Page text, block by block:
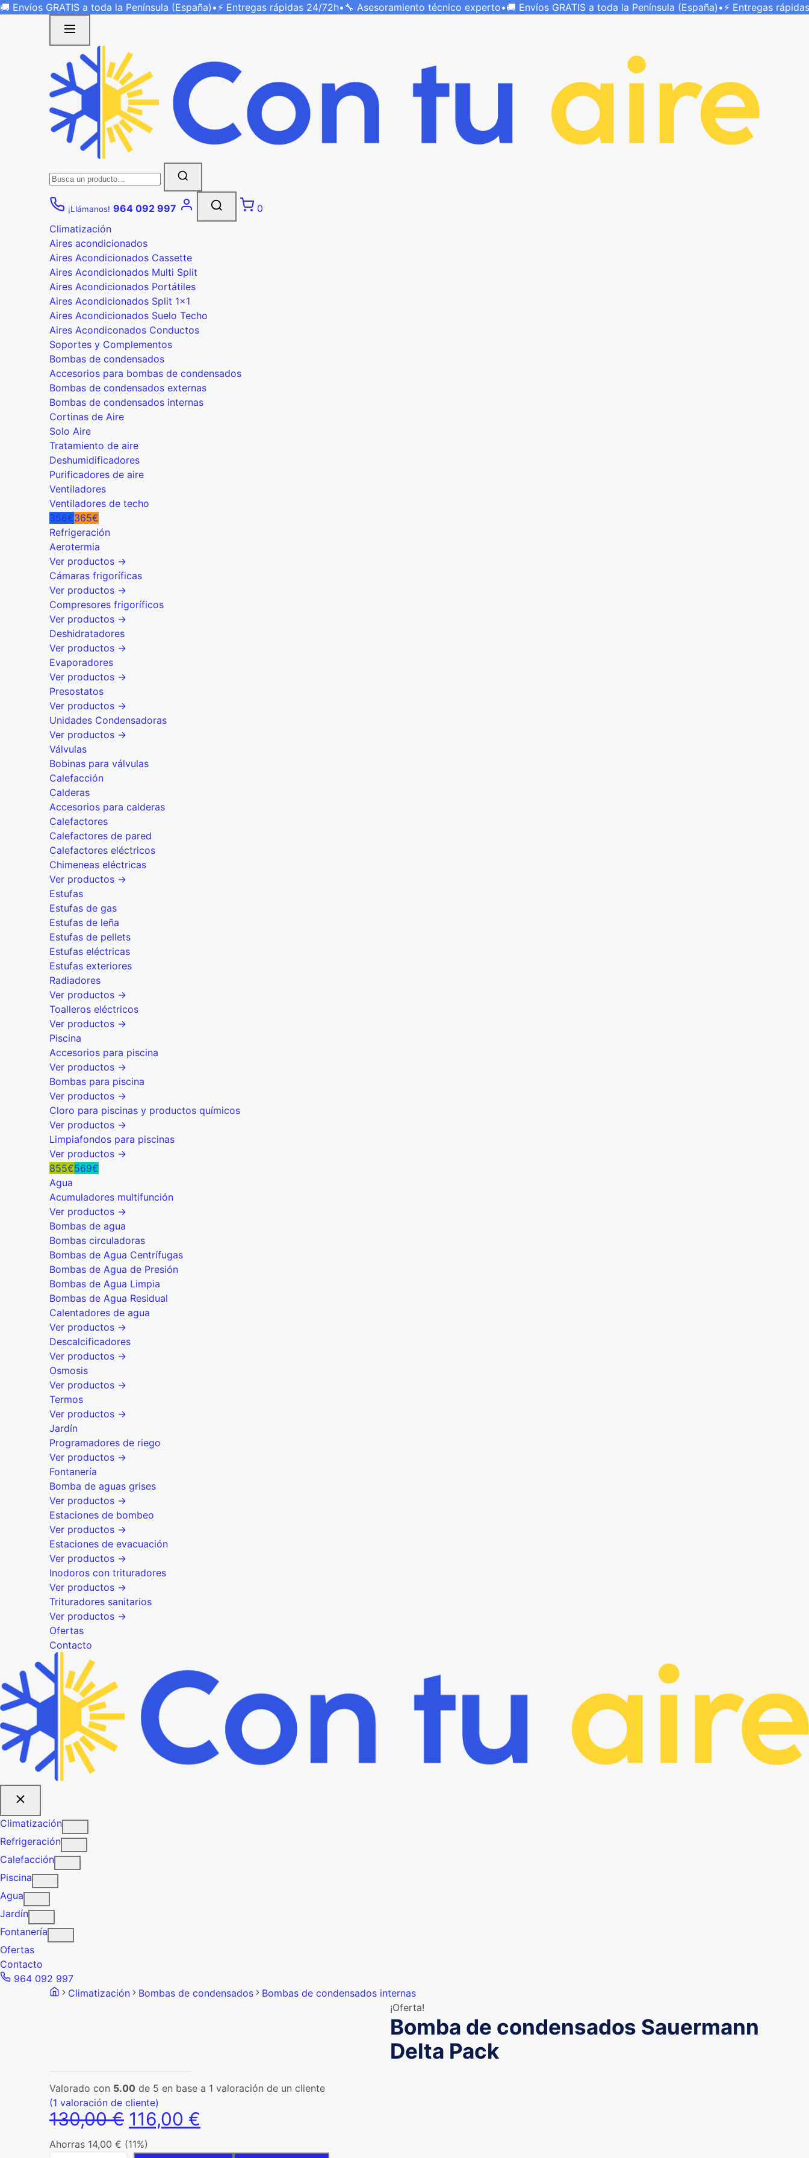
Saltar
🚚 Envíos GRATIS a toda la Península (España) •⚡ Entregas rápidas 24/72h• 🔧 Asesoramiento técnico experto•🚚 Envíos GRATIS a toda la Península (España) •⚡ Entregas
¡Llámanos! 964 092 997
0
Climatización
Aires acondicionados
Aires Acondicionados Cassette
Aires Acondicionados Multi Split
Aires Acondicionados Portátiles
Aires Acondicionados Split 1x1
Aires Acondicionados Suelo Techo
Aires Acondiconados Conductos
Soportes y Complementos
Bombas de condensados
Accesorios para bombas de condensados
Bombas de condensados externas
Bombas de condensados internas
Cortinas de Aire
Solo Aire
Tratamiento de aire
Deshumidificadores
Purificadores de aire
Ventiladores
Ventiladores de techo
356€365€
Refrigeración
Aerotermia
Ver productos →
Cámaras frigoríficas
Ver productos →
Compresores frigoríficos
Ver productos →
Deshidratadores
Ver productos →
Evaporadores
Ver productos →
Presostatos
Ver productos →
Unidades Condensadoras
Ver productos →
Válvulas
Bobinas para válvulas
Calefacción
Calderas
Accesorios para calderas
Calefactores
Calefactores de pared
Calefactores eléctricos
Chimeneas eléctricas
Ver productos →
Estufas
Estufas de gas
Estufas de leña
Estufas de pellets
Estufas eléctricas
Estufas exteriores
Radiadores
Ver productos →
Toalleros eléctricos
Ver productos →
Piscina
Accesorios para piscina
Ver productos →
Bombas para piscina
Ver productos →
Cloro para piscinas y productos químicos
Ver productos →
Limpiafondos para piscinas
Ver productos →
855€569€
Agua
Acumuladores multifunción
Ver productos →
Bombas de agua
Bombas circuladoras
Bombas de Agua Centrífugas
Bombas de Agua de Presión
Bombas de Agua Limpia
Bombas de Agua Residual
Calentadores de agua
Ver productos →
Descalcificadores
Ver productos →
Osmosis
Ver productos →
Termos
Ver productos →
Jardín
Programadores de riego
Ver productos →
Fontanería
Bomba de aguas grises
Ver productos →
Estaciones de bombeo
Ver productos →
Estaciones de evacuación
Ver productos →
Inodoros con trituradores
Ver productos →
Trituradores sanitarios
Ver productos →
Ofertas
Contacto
Climatización
Refrigeración
Calefacción
Piscina
Agua
Jardín
Fontanería
Ofertas
Contacto
964 092 997
Climatización
Bombas de condensados
Bombas de condensados internas
¡Oferta!
Bomba de condensados Sauermann
Delta Pack
Valorado con 5.00 de 5 en base a 1 valoración de un cliente
(1 valoración de cliente)
130,00€ El
precio
116,00 €
Ahorras 14,00 € (11%)